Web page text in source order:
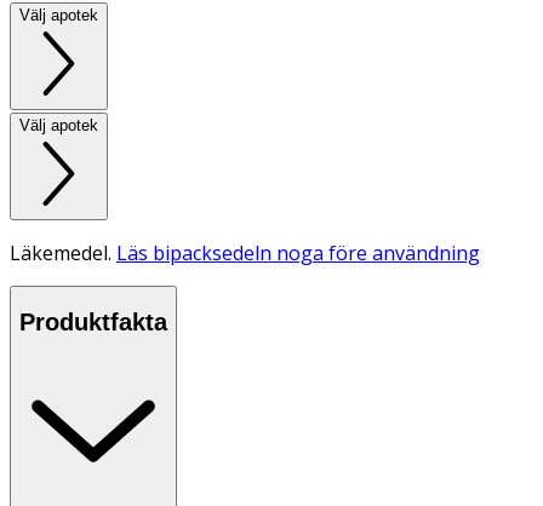
Välj apotek
Välj apotek
Läkemedel. Läs bipacksedeln noga före användning
Produktfakta